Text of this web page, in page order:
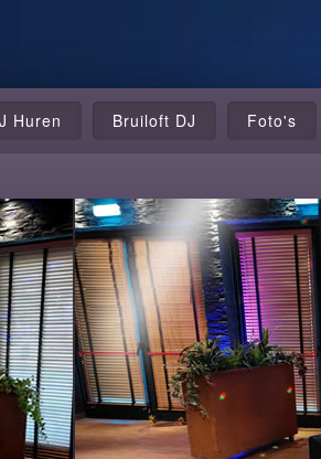
Huren Bruiloft DJ Foto's